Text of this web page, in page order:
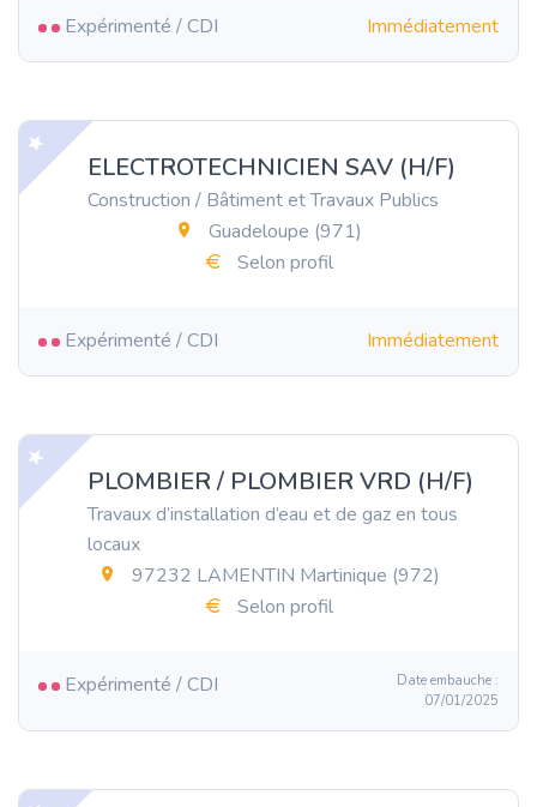
Expérimenté / CDI Immédiatement
ELECTROTECHNICIEN SAV (H/F)
Construction / Bâtiment et Travaux Publics
Guadeloupe (971)
Selon profil
Expérimenté / CDI Immédiatement
PLOMBIER / PLOMBIER VRD (H/F)
Travaux d’installation d’eau et de gaz en tous
locaux
97232 LAMENTIN Martinique (972)
Selon profil
Expérimenté / CDI
Date embauche :
07/01/2025